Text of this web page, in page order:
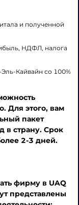
и полученной
НДФЛ, налога
Кайвайн со 100%
Для этого, вам
пакет
в страну. Срок
2-3 дней.
фирму в UAQ
представлены